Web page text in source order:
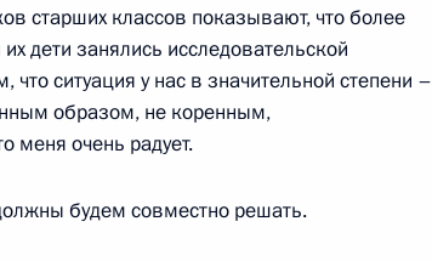
старших классов показывают, что более
дети занялись исследовательской
что ситуация у нас в значительной степени –
образом, не коренным,
меня очень радует.
будем совместно решать.